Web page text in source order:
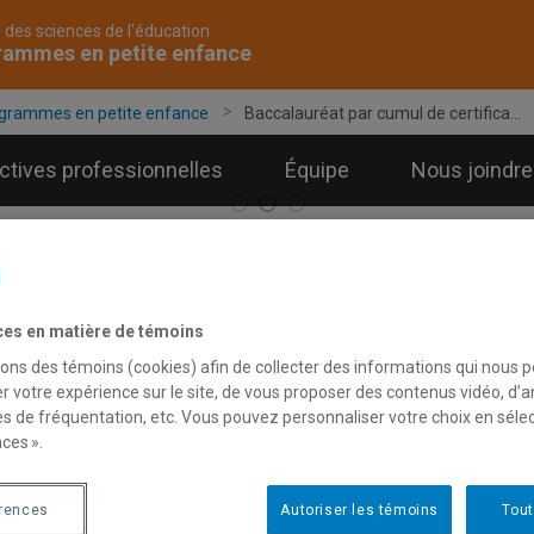
des sciences de l'éducation
en petite enfance
en petite enfance Baccalauréat par cumul de certifica...
professionnelles Équipe Nous joindre
par cumul de
par cumul de certificats vise à former des
par le biais d’une riche formation multidisciplinaire,
enfance.
en matière de témoins
des témoins (cookies) afin de collecter des informations qui nous
votre expérience sur le site, de vous proposer des contenus vidéo,
de fréquentation, etc. Vous pouvez personnaliser votre choix en
».
Autoriser les témoins